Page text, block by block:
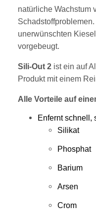
natürliche Wachstum
unerwünschten
vorgebeugt.
Sili-Out 2 ist ein auf
Produkt mit einem
Alle Vorteile auf
Enfernt schnell,
Silikat
Phosphat
Barium
Arsen
Crom